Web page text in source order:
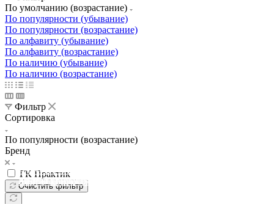
По умолчанию (возрастание)
По популярности (убывание)
По популярности (возрастание)
По алфавиту (убывание)
По алфавиту (возрастание)
По наличию (убывание)
По наличию (возрастание)
Фильтр
Сортировка
По популярности (возрастание)
Бренд
ГК Практик
Очистить фильтр
Освещение
Здания префектуры ТиНАО
Освещение
Калужский завод путевых машин и гидроприводов
Освещение
СТРОИТЕЛЬНЫЙ ГИПЕРМАРКЕТ «ЛЕРУА
МЕРЛЕН»
Освещение
Железнодорожный вокзал Арзамас-1